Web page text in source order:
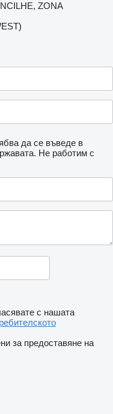
ZONA
да се въведе в
Не работим с
с нашата
за предоставяне на